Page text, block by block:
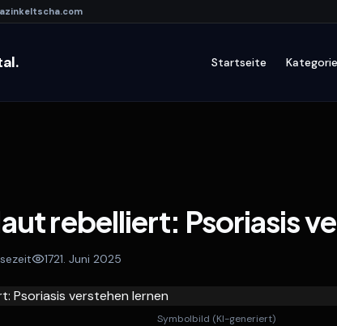
keltscha.com
Startseite
rebelliert: Psoriasis
1721. Juni 2025
Symbolbild (KI-generiert)